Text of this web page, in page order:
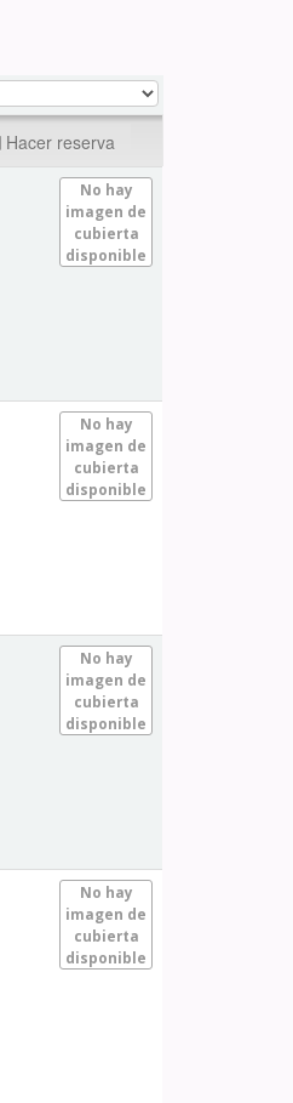
Hacer reserva
No hay
imagen de
cubierta
disponible
No hay
imagen de
cubierta
disponible
No hay
imagen de
cubierta
disponible
No hay
imagen de
cubierta
disponible